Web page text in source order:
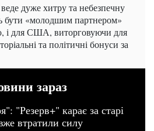
дуже хитру та небезпечну
бути «молодшим партнером»
і для США, виторговуючи для
та політичні бонуси за
зараз
"Резерв+" карає за старі
втратили силу